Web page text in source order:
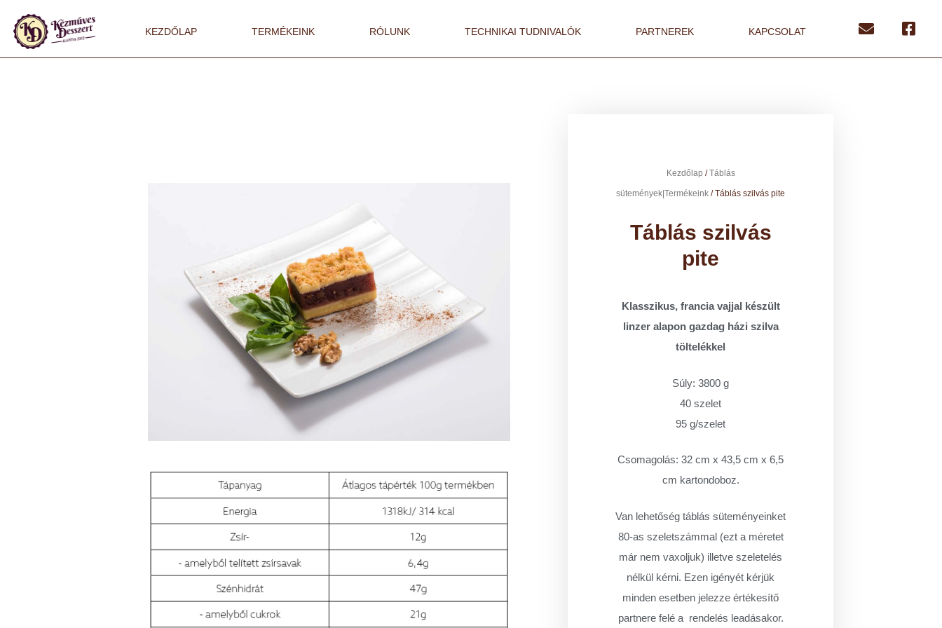
KEZDŐLAP TERMÉKEINK RÓLUNK TECHNIKAI TUDNIVALÓK PARTNEREK KAPCSOLAT
Kezdőlap /Táblás
sütemények|Termékeink / Táblás szilvás pite
Táblás szilvás
pite
Klasszikus, francia vajjal készült
linzer alapon gazdag házi szilva
töltelékkel
Súly: 3800 g
40 szelet
95 g/szelet
Csomagolás: 32 cm x 43,5 cm x 6,5
cm kartondoboz.
Van lehetőség táblás süteményeinket
80-as szeletszámmal (ezt a méretet
már nem vaxoljuk) illetve szeletelés
nélkül kérni. Ezen igényét kérjük
minden esetben jelezze értékesítő
partnere felé a rendelés leadásakor.